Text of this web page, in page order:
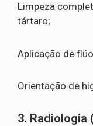
Limpeza
tártaro;
Aplicação de
Orientação de
3. Radiologia